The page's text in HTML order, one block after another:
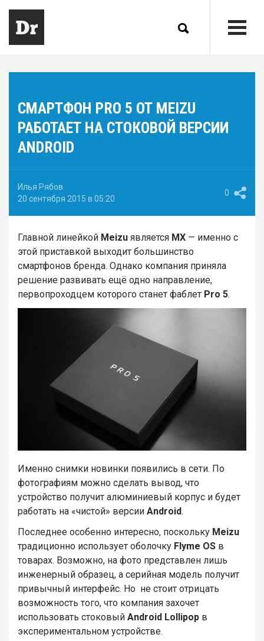
СМАРТФОН PRO 5 ОТ MEIZU
РАБОТАЕТ НА СТОКОВОЙ ВЕРСИИ
ANDROID
Илья Рябов
20 сентября 2015 в 05:20
0
Главной линейкой Meizu является MX — именно с
этой приставкой выходит большинство
смартфонов бренда. Однако компания приняла
решение развивать ещё одно направление,
первопроходцем которого станет фаблет Pro 5.
Именно снимки новинки появились в сети. По
фотографиям можно сделать вывод, что
устройство получит алюминиевый корпус и будет
работать на «чистой» версии Android.
Последнее особенно интересно, поскольку Meizu
традиционно использует оболочку Flyme OS в
товарах. Возможно, на фото представлен лишь
инженерный образец, а серийная модель получит
привычный интерфейс. Но не стоит отрицать
возможность того, что компания захочет
использовать стоковый Android Lollipop в
экспериментальном устройстве.